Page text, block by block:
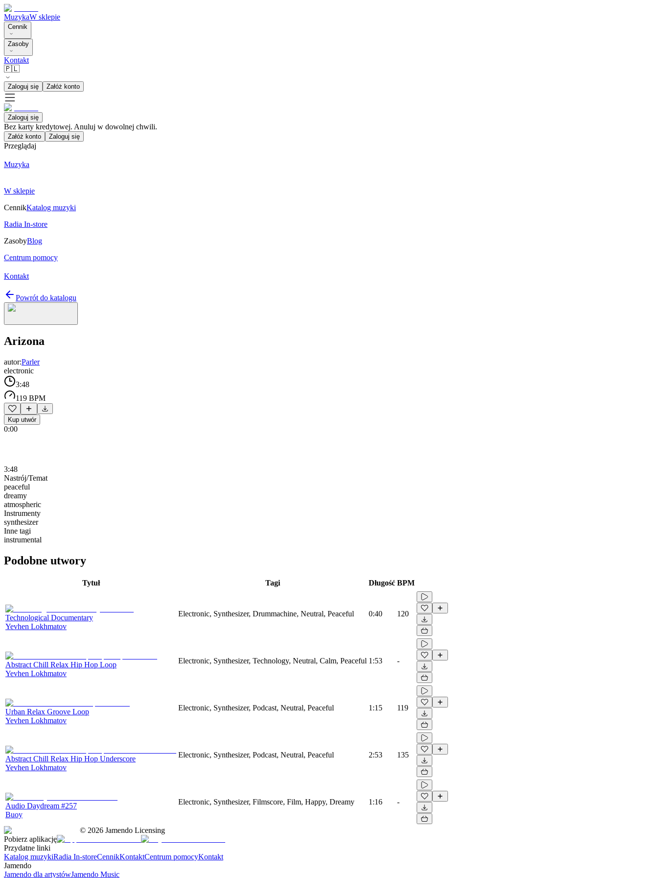
MuzykaW sklepie
Cennik
Zasoby
Kontakt
🇵🇱
Zaloguj się Załóż konto
Zaloguj się
Bez karty kredytowej. Anuluj w dowolnej chwili.
Załóż konto Zaloguj się
Przeglądaj
Muzyka
W sklepie
CennikKatalog muzyki
Radia In-store
ZasobyBlog
Centrum pomocy
Kontakt
Powrót do katalogu
Arizona
autor:Parler
electronic
3:48
119 BPM
Kup utwór
0:00
3:48
Nastrój/Temat
peaceful
dreamy
atmospheric
Instrumenty
synthesizer
Inne tagi
instrumental
Podobne utwory
Tytuł Tagi Długość BPM
Technological Documentary
Yevhen Lokhmatov
Electronic, Synthesizer, Drummachine, Neutral, Peaceful 0:40 120
Abstract Chill Relax Hip Hop Loop
Yevhen Lokhmatov
Electronic, Synthesizer, Technology, Neutral, Calm, Peaceful 1:53 -
Urban Relax Groove Loop
Yevhen Lokhmatov
Electronic, Synthesizer, Podcast, Neutral, Peaceful 1:15 119
Abstract Chill Relax Hip Hop Underscore
Yevhen Lokhmatov
Electronic, Synthesizer, Podcast, Neutral, Peaceful 2:53 135
Audio Daydream #257
Buoy
Electronic, Synthesizer, Filmscore, Film, Happy, Dreamy 1:16 -
© 2026 Jamendo Licensing
Pobierz aplikację
Przydatne linki
Katalog muzykiRadia In-storeCennikKontaktCentrum pomocyKontakt
Jamendo
Jamendo dla artystówJamendo Music